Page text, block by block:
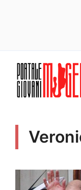
contenuto